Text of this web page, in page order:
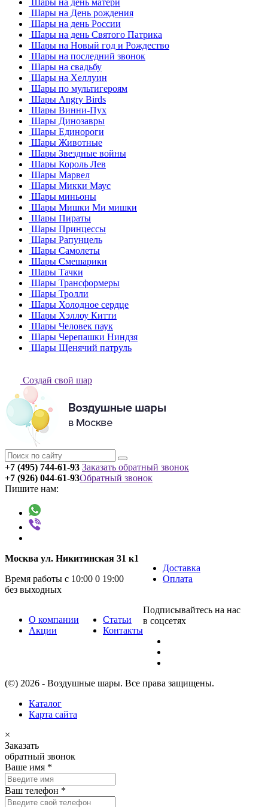
Шары на День рождения
Шары на день России
Шары на день Святого Патрика
Шары на Новый год и Рождество
Шары на последний звонок
Шары на свадьбу
Шары на Хеллуин
Шары по мультигероям
Шары Angry Birds
Шары Винни-Пух
Шары Динозавры
Шары Единороги
Шары Животные
Шары Звездные войны
Шары Король Лев
Шары Марвел
Шары Микки Маус
Шары миньоны
Шары Мишки Ми мишки
Шары Пираты
Шары Принцессы
Шары Рапунцель
Шары Самолеты
Шары Смешарики
Шары Тачки
Шары Трансформеры
Шары Тролли
Шары Холодное сердце
Шары Хэллоу Китти
Шары Человек паук
Шары Черепашки Ниндзя
Шары Щенячий патруль
Создай свой шар
+7 (495) 744-61-93 Заказать обратный звонок
+7 (926) 044-61-93
Пишите нам:
Обратный звонок
Москва ул. Никитинская 31 к1
Время работы с 10:00 0 19:00
без выходных
Доставка
Оплата
О компании
Акции
Статьи
Контакты
Подписывайтесь на нас
в соцсетях
(©) 2026 - Воздушные шары. Все права защищены.
Каталог
Карта сайта
×
Заказать
обратный звонок
Ваше имя *
Ваш телефон *